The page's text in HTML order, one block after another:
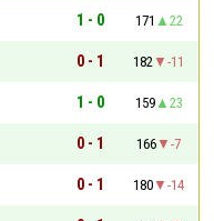
1 - 0 171
22
0 - 1 182
-11
1 - 0 159
23
0 - 1 166
-7
0 - 1 180
-14